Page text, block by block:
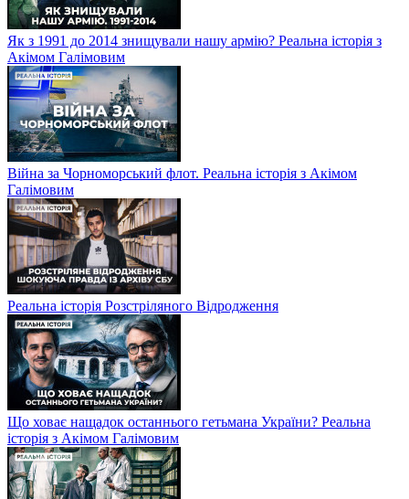
Як з 1991 до 2014 знищували нашу армію? Реальна історія з
Акімом Галімовим
Війна за Чорноморський флот. Реальна історія з Акімом
Галімовим
Реальна історія Розстріляного Відродження
Що ховає нащадок останнього гетьмана України? Реальна
історія з Акімом Галімовим